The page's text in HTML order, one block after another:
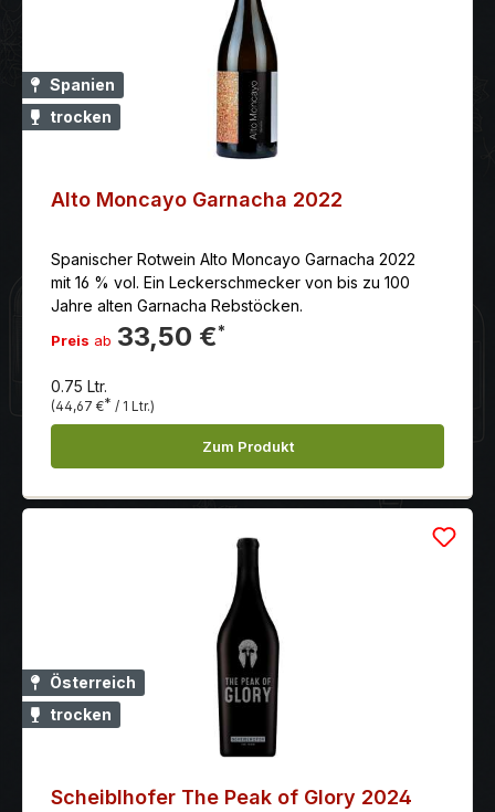
Spanien
trocken
Alto Moncayo Garnacha 2022
Spanischer Rotwein Alto Moncayo Garnacha 2022
mit 16 % vol. Ein Leckerschmecker von bis zu 100
Jahre alten Garnacha Rebstöcken.
Preis ab 33,50 €*
0.75 Ltr.
(44,67 €* / 1 Ltr.)
Zum Produkt
Österreich
trocken
Scheiblhofer The Peak of Glory 2024